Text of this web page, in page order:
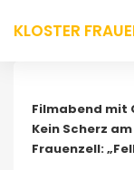
KLOSTER
Filmabend mit
Kein Scherz
Frauenzell: